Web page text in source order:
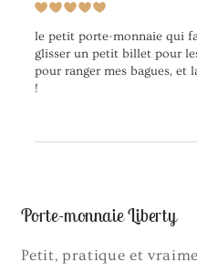
le petit porte-monnaie qui
glisser un petit billet pour
pour ranger mes bagues, et
!
Porte-monnaie Liberty
Petit, pratique et